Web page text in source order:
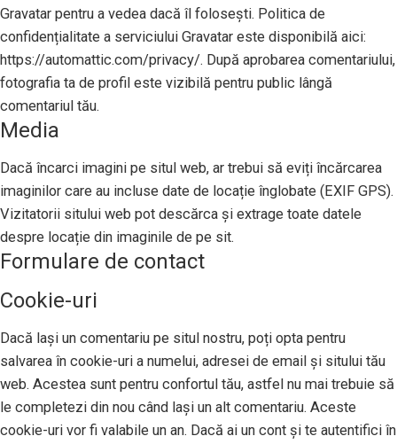
Gravatar pentru a vedea dacă îl folosești. Politica de
confidențialitate a serviciului Gravatar este disponibilă aici:
https://automattic.com/privacy/. După aprobarea comentariului,
fotografia ta de profil este vizibilă pentru public lângă
comentariul tău.
Media
Dacă încarci imagini pe situl web, ar trebui să eviți încărcarea
imaginilor care au incluse date de locație înglobate (EXIF GPS).
Vizitatorii sitului web pot descărca și extrage toate datele
despre locație din imaginile de pe sit.
Formulare de contact
Cookie-uri
Dacă lași un comentariu pe situl nostru, poți opta pentru
salvarea în cookie-uri a numelui, adresei de email și sitului tău
web. Acestea sunt pentru confortul tău, astfel nu mai trebuie să
le completezi din nou când lași un alt comentariu. Aceste
cookie-uri vor fi valabile un an. Dacă ai un cont și te autentifici în